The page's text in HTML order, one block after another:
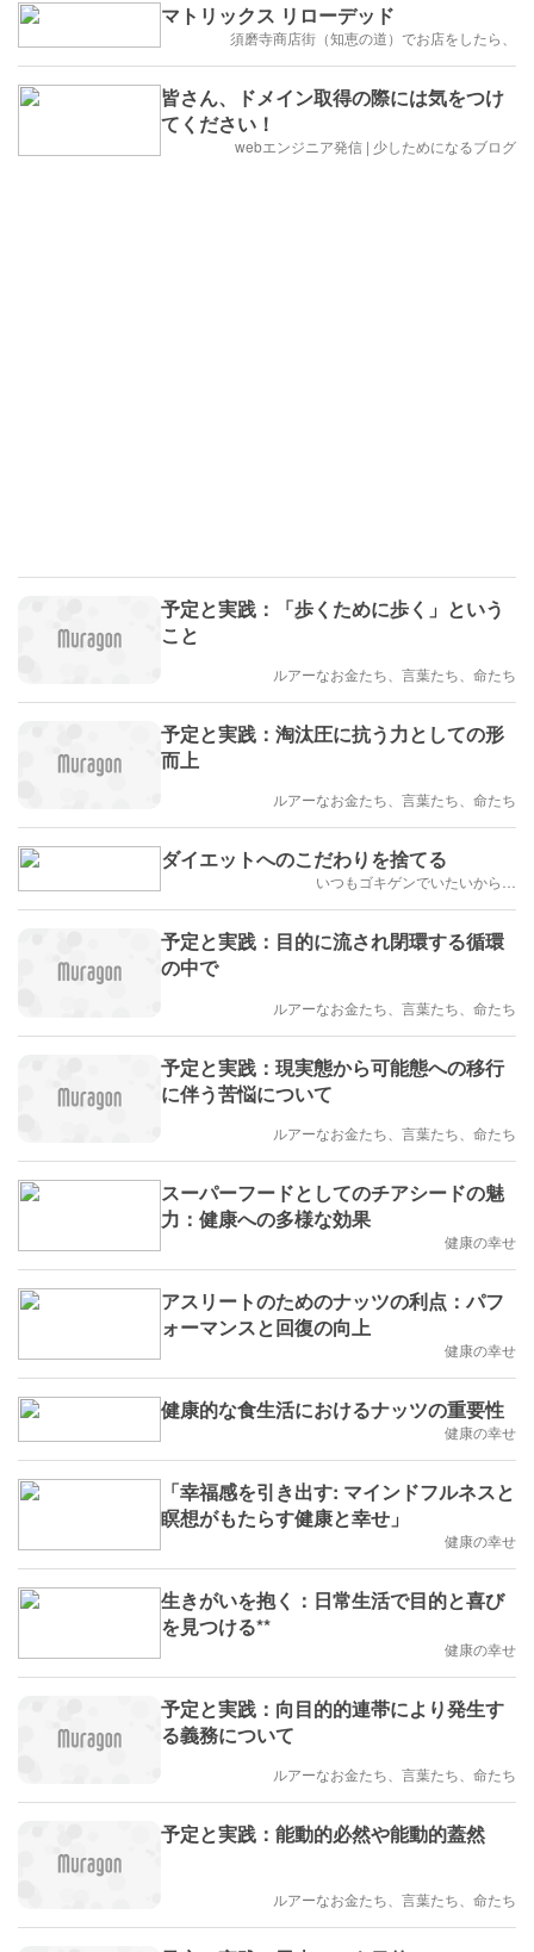
マトリックス リローデッド
須磨寺商店街（知恵の道）でお店をしたら、
皆さん、ドメイン取得の際には気をつけ
てください！
webエンジニア発信 | 少しためになるブログ
予定と実践：「歩くために歩く」という
こと
ルアーなお金たち、言葉たち、命たち
予定と実践：淘汰圧に抗う力としての形
而上
ルアーなお金たち、言葉たち、命たち
ダイエットへのこだわりを捨てる
いつもゴキゲンでいたいから…
予定と実践：目的に流され閉環する循環
の中で
ルアーなお金たち、言葉たち、命たち
予定と実践：現実態から可能態への移行
に伴う苦悩について
ルアーなお金たち、言葉たち、命たち
スーパーフードとしてのチアシードの魅
力：健康への多様な効果
健康の幸せ
アスリートのためのナッツの利点：パフ
ォーマンスと回復の向上
健康の幸せ
健康的な食生活におけるナッツの重要性
健康の幸せ
「幸福感を引き出す: マインドフルネスと
瞑想がもたらす健康と幸せ」
健康の幸せ
生きがいを抱く：日常生活で目的と喜び
を見つける**
健康の幸せ
予定と実践：向目的的連帯により発生す
る義務について
ルアーなお金たち、言葉たち、命たち
予定と実践：能動的必然や能動的蓋然
ルアーなお金たち、言葉たち、命たち